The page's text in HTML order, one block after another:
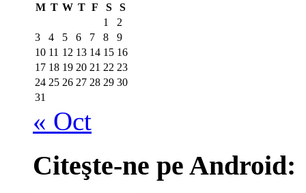
M T W T F S
S
1
2
3
4 5 6 7 8
9
10 11 12 13 14 15 16
17 18 19 20 21 22 23
24 25 26 27 28 29 30
31
« Oct
Citeşte-ne pe Android: